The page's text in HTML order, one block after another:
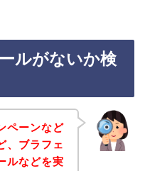
ルがないか検
ペーンなど
、ブラフェ
ルなどを実